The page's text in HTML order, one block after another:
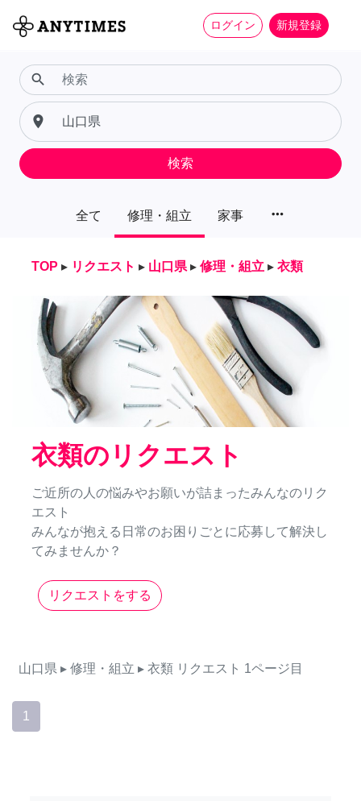
ログイン 新規登録
全て 修理・組立 家事 more_horiz
search
place
検索
TOP ▸ リクエスト ▸ 山口県 ▸ 修理・組立 ▸ 衣類
衣類のリクエスト
ご近所の人の悩みやお願いが詰まったみんなのリク
エスト
みんなが抱える日常のお困りごとに応募して解決し
てみませんか？
リクエストをする
山口県 ▸ 修理・組立 ▸ 衣類 リクエスト 1ページ目
1